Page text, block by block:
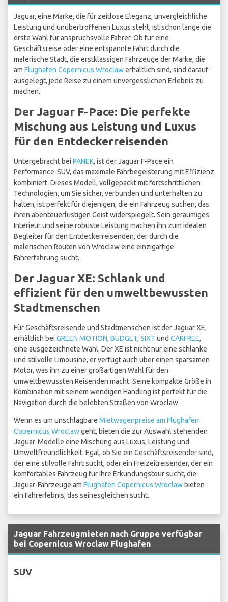
Jaguar, eine Marke, die für zeitlose Eleganz, unvergleichliche
Leistung und unübertroffenen Luxus steht, ist schon lange die
erste Wahl für anspruchsvolle Fahrer. Ob für eine
Geschäftsreise oder eine entspannte Fahrt durch die
malerische Stadt, die erstklassigen Fahrzeuge der Marke, die
am Flughafen Copernicus Wroclawerhältlich sind, sind darauf
ausgelegt, jede Reise zu einem unvergesslichen Erlebnis zu
machen.
Der Jaguar F-Pace: Die perfekte
Mischung aus Leistung und Luxus
für den Entdeckerreisenden
Untergebracht bei PANEK, ist der Jaguar F-Pace ein
Performance-SUV, das maximale Fahrbegeisterung mit Effizienz
kombiniert. Dieses Modell, vollgepackt mit fortschrittlichen
Technologien, um Sie sicher, verbunden und unterhalten zu
halten, ist perfekt für diejenigen, die ein Fahrzeug suchen, das
ihren abenteuerlustigen Geist widerspiegelt. Sein geräumiges
Interieur und seine robuste Leistung machen ihn zum idealen
Begleiter für den Entdeckerreisenden, der durch die
malerischen Routen von Wroclaw eine einzigartige
Fahrerfahrung sucht.
Der Jaguar XE: Schlank und
effizient für den umweltbewussten
Stadtmenschen
Für Geschäftsreisende und Stadtmenschen ist der Jaguar XE,
erhältlich bei GREEN MOTION, BUDGET, SIXT und CARFREE,
eine ausgezeichnete Wahl. Der XE ist nicht nur eine schlanke
und stilvolle Limousine, er verfügt auch über einen sparsamen
Motor, was ihn zu einer großartigen Wahl für den
umweltbewussten Reisenden macht. Seine kompakte Größe in
Kombination mit seinem wendigen Handling ist perfekt für die
Navigation durch die belebten Straßen von Wroclaw.
Wenn es um unschlagbare Mietwagenpreise am Flughafen
Copernicus Wroclawgeht, bieten die zur Auswahl stehenden
Jaguar-Modelle eine Mischung aus Luxus, Leistung und
Umweltfreundlichkeit. Egal, ob Sie ein Geschäftsreisender sind,
der eine stilvolle Fahrt sucht, oder ein Freizeitreisender, der ein
komfortables Fahrzeug für Ihre Erkundungstour sucht, die
Jaguar-Fahrzeuge am Flughafen Copernicus Wroclaw bieten
ein Fahrerlebnis, das seinesgleichen sucht.
Jaguar Fahrzeugmieten nach Gruppe verfügbar
bei Copernicus Wroclaw Flughafen
SUV